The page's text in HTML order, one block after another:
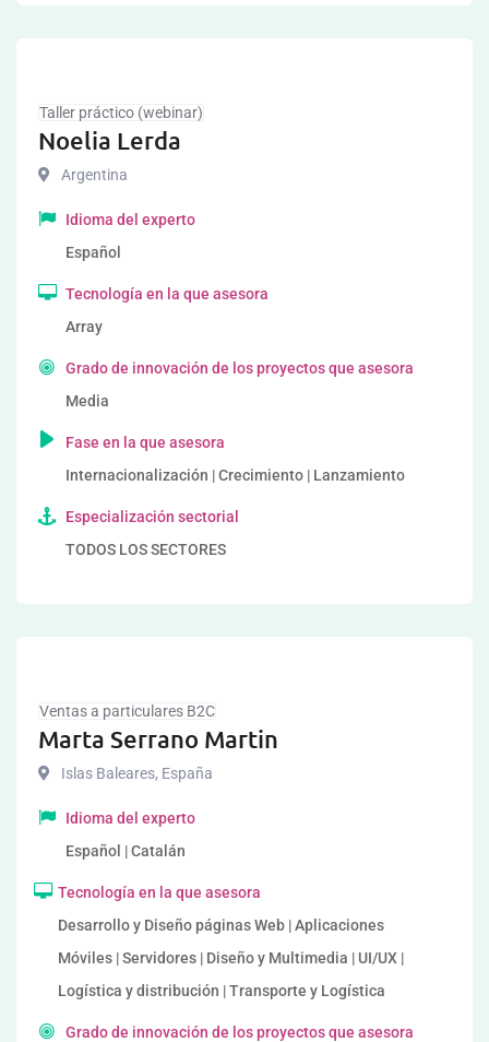
Taller práctico (webinar)
Noelia Lerda
Argentina
Idioma del experto
Español
Tecnología en la que asesora
Array
Grado de innovación de los proyectos que asesora
Media
Fase en la que asesora
Internacionalización | Crecimiento | Lanzamiento
Especialización sectorial
TODOS LOS SECTORES
Ventas a particulares B2C
Marta Serrano Martin
Islas Baleares, España
Idioma del experto
Español | Catalán
Tecnología en la que asesora
Desarrollo y Diseño páginas Web | Aplicaciones
Móviles | Servidores | Diseño y Multimedia | UI/UX |
Logística y distribución | Transporte y Logística
Grado de innovación de los proyectos que asesora